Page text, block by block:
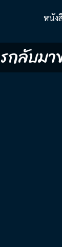
หนัง
กลับม